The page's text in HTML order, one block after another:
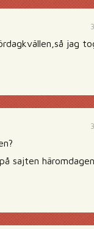
jag
sajten